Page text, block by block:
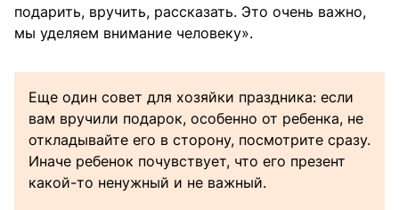
подарить, вручить, рассказать. Это очень важно,
мы уделяем внимание человеку».
Еще один совет для хозяйки праздника: если
вам вручили подарок, особенно от ребенка, не
откладывайте его в сторону, посмотрите сразу.
Иначе ребенок почувствует, что его презент
какой-то ненужный и не важный.